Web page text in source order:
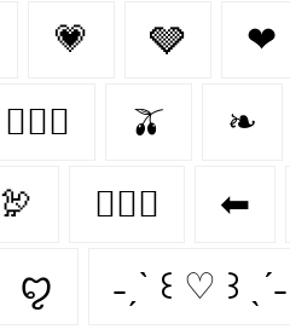
💗 🩶 ❤
👨‍❤️‍👨 🫒 ❧
🦃 👩‍❤️‍👩 ⬅
ꨄ︎ ˗ˏˋ ꒰ ♡ ꒱ ˎˊ˗